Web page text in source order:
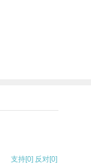
支持[0] 反对[0]